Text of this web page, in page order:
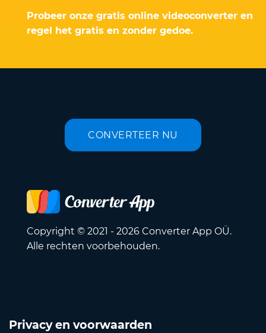
Probeer onze gratis online videoconverter en
regel het gratis en zonder gedoe.
CONVERTEER NU
Copyright © 2021 - 2026 Converter App OÜ.
Alle rechten voorbehouden.
Privacy en voorwaarden